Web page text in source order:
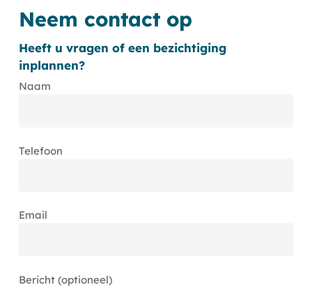
Neem contact op
Heeft u vragen of een bezichtiging
inplannen?
Naam
Telefoon
Email
Bericht (optioneel)